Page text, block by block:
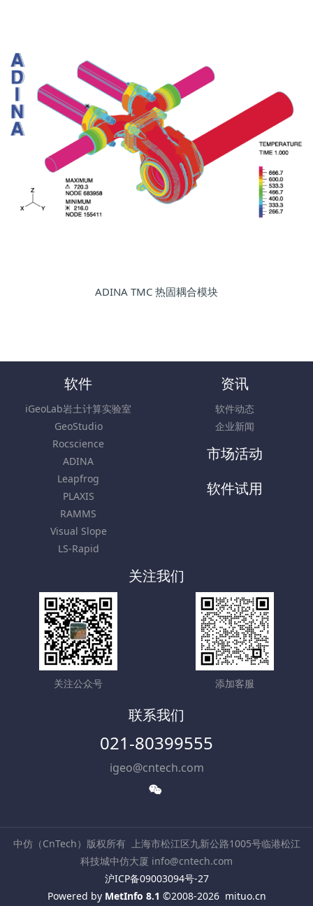
ADINA TMC 热固耦合模块
软件
iGeoLab岩土计算实验室
GeoStudio
Rocscience
ADINA
Leapfrog
PLAXIS
RAMMS
Visual Slope
LS-Rapid
资讯
软件动态
企业新闻
市场活动
软件试用
关注我们
关注公众号 添加客服
联系我们
021-80399555
igeo@cntech.com
中仿（CnTech）版权所有
上海市松江区九新公路1005号临港松江
科技城中仿大厦 info@cntech.com
沪ICP备09003094号-27
Powered by MetInfo 8.1 ©2008-2026 mituo.cn